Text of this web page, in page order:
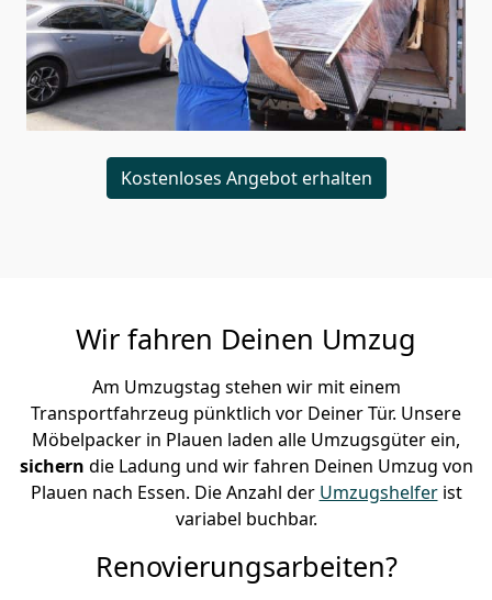
Kostenloses Angebot erhalten
Wir fahren Deinen Umzug
Am Umzugstag stehen wir mit einem
Transportfahrzeug pünktlich vor Deiner Tür. Unsere
Möbelpacker in Plauen laden alle Umzugsgüter ein,
sichern die Ladung und wir fahren Deinen Umzug von
Plauen nach Essen. Die Anzahl der Umzugshelferist
variabel buchbar.
Renovierungsarbeiten?